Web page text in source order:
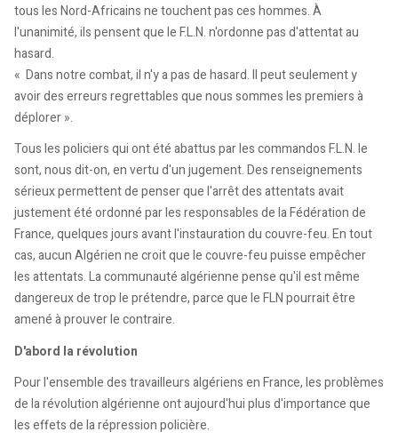
tous les Nord-Africains ne touchent pas ces hommes. À
l'unanimité, ils pensent que le F.L.N. n'ordonne pas d'attentat au
hasard.
« Dans notre combat, il n'y a pas de hasard. Il peut seulement y
avoir des erreurs regrettables que nous sommes les premiers à
déplorer ».
Tous les policiers qui ont été abattus par les commandos F.L.N. le
sont, nous dit-on, en vertu d'un jugement. Des renseignements
sérieux permettent de penser que l'arrêt des attentats avait
justement été ordonné par les responsables de la Fédération de
France, quelques jours avant l'instauration du couvre-feu. En tout
cas, aucun Algérien ne croit que le couvre-feu puisse empêcher
les attentats. La communauté algérienne pense qu'il est même
dangereux de trop le prétendre, parce que le FLN pourrait être
amené à prouver le contraire.
D'abord la révolution
Pour l'ensemble des travailleurs algériens en France, les problèmes
de la révolution algérienne ont aujourd'hui plus d'importance que
les effets de la répression policière.